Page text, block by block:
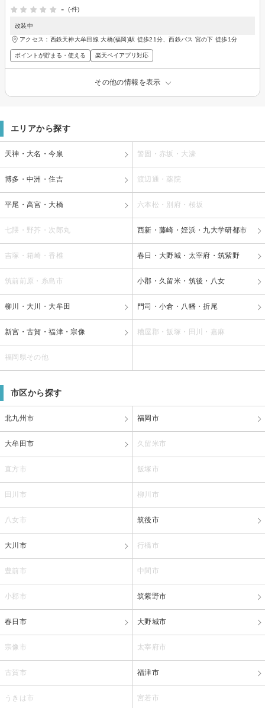
-
(-件)
改装中
アクセス：西鉄天神大牟田線 大橋(福岡)駅 徒歩21分、西鉄バス 宮の下 徒歩1分
ポイントが貯まる・使える 楽天ペイアプリ対応
その他の情報を表示
エリアから探す
天神・大名・今泉 警固・赤坂・大濠
博多・中洲・住吉 渡辺通・薬院
平尾・高宮・大橋 六本松・別府・桜坂
七隈・野芥・次郎丸 西新・藤崎・姪浜・九大学研都市
吉塚・箱崎・香椎 春日・大野城・太宰府・筑紫野
筑前前原・糸島市 小郡・久留米・筑後・八女
柳川・大川・大牟田 門司・小倉・八幡・折尾
新宮・古賀・福津・宗像 糟屋郡・飯塚・田川・嘉麻
福岡県その他
市区から探す
北九州市 福岡市
大牟田市 久留米市
直方市 飯塚市
田川市 柳川市
八女市 筑後市
大川市 行橋市
豊前市 中間市
小郡市 筑紫野市
春日市 大野城市
宗像市 太宰府市
古賀市 福津市
うきは市 宮若市